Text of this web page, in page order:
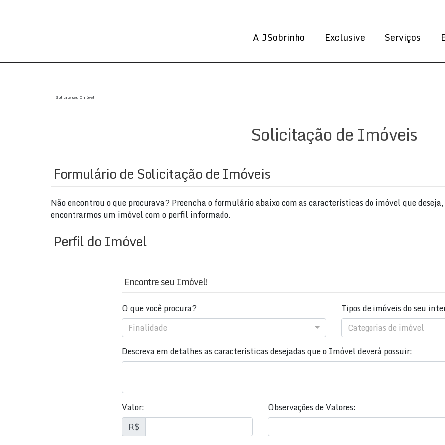
Serviços
Exclusive
A JSobrinho
Solicite seu Imóvel
Solicitação de Imóveis
Formulário de Solicitação de Imóveis
Não encontrou o que procurava? Preencha o formulário abaixo com as características do imóvel que
encontrarmos um imóvel com o perfil informado.
Perfil do Imóvel
Encontre seu Imóvel!
O que você procura?
Finalidade
Tipos de imóveis do seu
Categorias de imóvel
Descreva em detalhes as características desejadas que o Imóvel deverá possuir:
Valor:
R$
Observações de Valores: